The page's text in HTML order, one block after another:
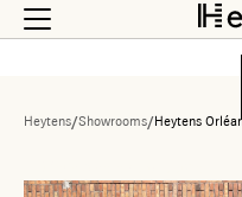
Heytens/Showrooms/Heytens